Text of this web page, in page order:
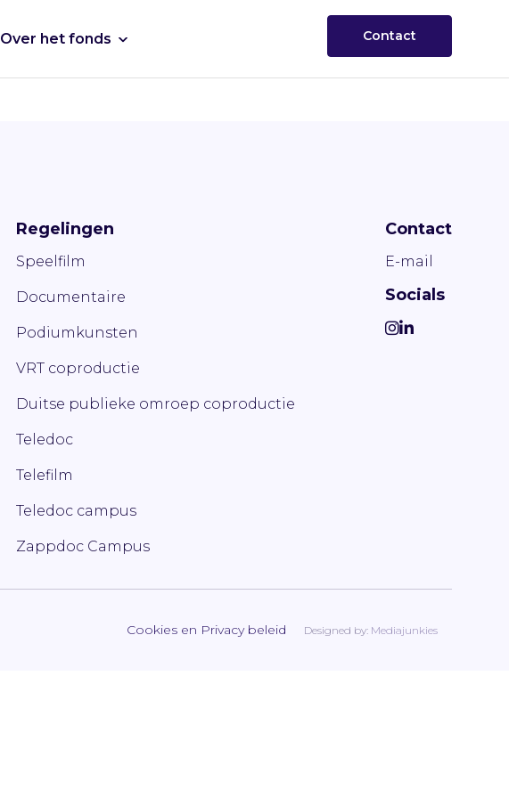
Over het fonds Contact
Regelingen
Speelfilm
Documentaire
Podiumkunsten
VRT coproductie
Duitse publieke omroep coproductie
Teledoc
Telefilm
Teledoc campus
Zappdoc Campus
Contact
E-mail
Socials
Cookies en Privacy beleid Designed by: Mediajunkies